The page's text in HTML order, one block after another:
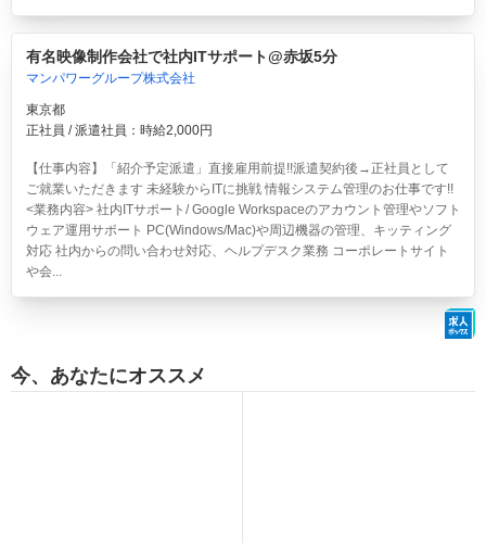
有名映像制作会社で社内ITサポート@赤坂5分
マンパワーグループ株式会社
東京都
正社員 / 派遣社員：時給2,000円
【仕事内容】「紹介予定派遣」直接雇用前提!!派遣契約後→正社員として
ご就業いただきます 未経験からITに挑戦 情報システム管理のお仕事です!!
<業務内容> 社内ITサポート/ Google Workspaceのアカウント管理やソフト
ウェア運用サポート PC(Windows/Mac)や周辺機器の管理、キッティング
対応 社内からの問い合わせ対応、ヘルプデスク業務 コーポレートサイト
や会...
今、あなたにオススメ